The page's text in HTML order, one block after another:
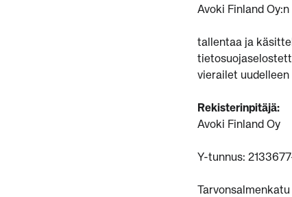
Avoki Finland
tallentaa ja
vierailet
Rekisterinpitäjä:
Avoki Finland Oy
Y-tunnus: